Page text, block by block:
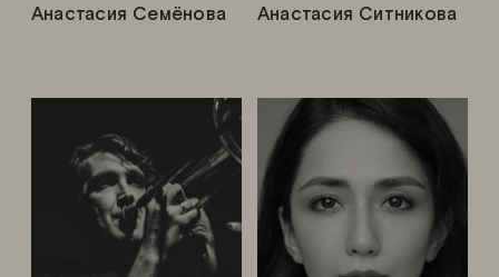
Анастасия Семёнова Анастасия Ситникова